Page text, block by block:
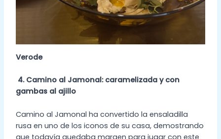
Verode
4. Camino al Jamonal: caramelizada y con
gambas al ajillo
Camino al Jamonal ha convertido la ensaladilla
rusa en uno de los iconos de su casa, demostrando
que todavía quedaba margen para jugar con este